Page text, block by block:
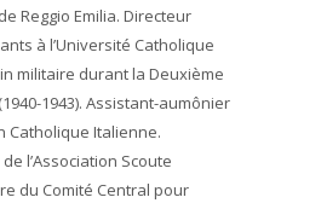
Reggio Emilia. Directeur
à l’Université Catholique
militaire durant la Deuxième
1943). Assistant-aumônier
Catholique Italienne.
l’Association Scoute
du Comité Central pour